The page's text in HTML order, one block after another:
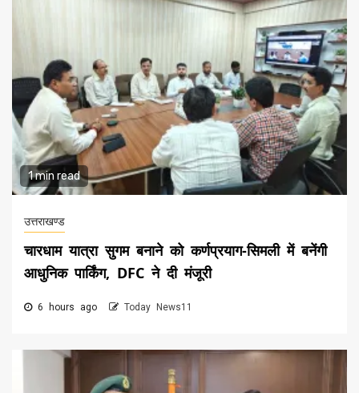
1 min read
उत्तराखण्ड
चारधाम यात्रा सुगम बनाने को कर्णप्रयाग-सिमली में बनेंगी
आधुनिक पार्किंग, DFC ने दी मंजूरी
6 hours ago Today News11